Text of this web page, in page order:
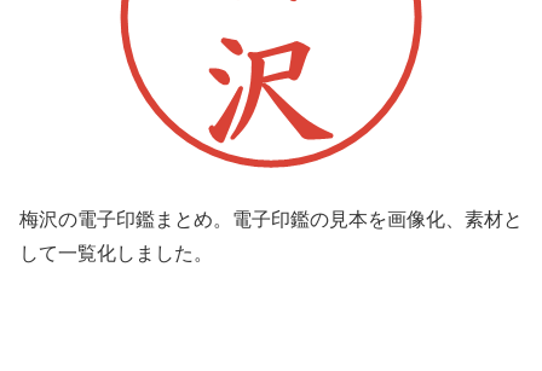
梅沢の電子印鑑まとめ。電子印鑑の見本を画像化、素材と
して一覧化しました。